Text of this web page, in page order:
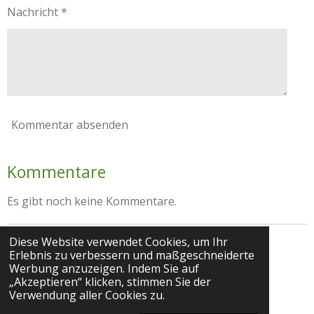
Diese Website verwendet Cookies, um Ihr
Erlebnis zu verbessern und maßgeschneiderte
Werbung anzuzeigen. Indem Sie auf
„Akzeptieren“ klicken, stimmen Sie der
Verwendung aller Cookies zu.
Nachricht *
Kommentar absenden
Kommentare
Es gibt noch keine Kommentare.
ImpressumDatenschutz
© 2025 Praxis für Gesundheitsmanagement und